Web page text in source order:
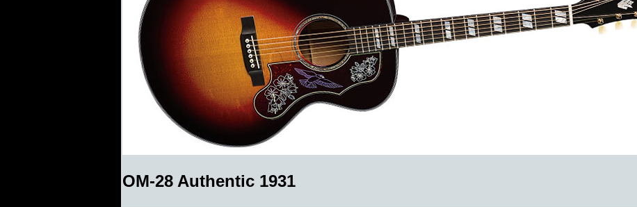
OM-28 Authentic 1931